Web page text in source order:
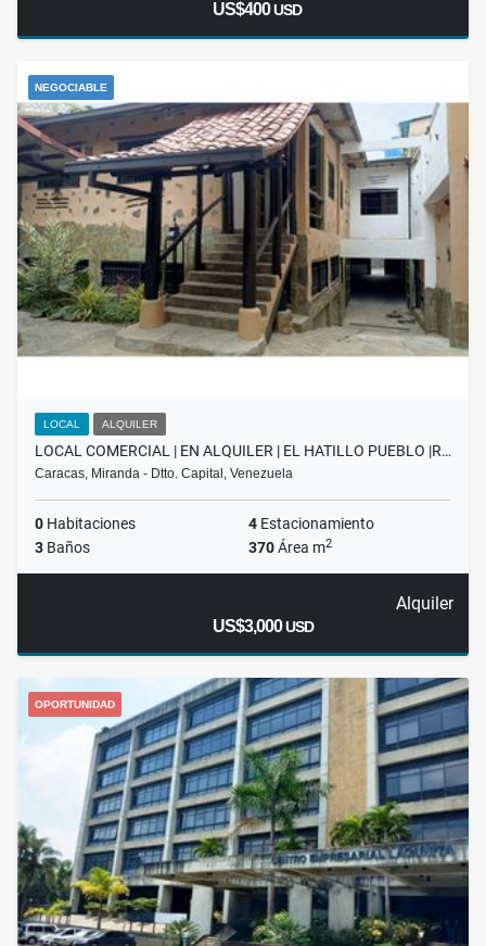
US$400USD
NEGOCIABLE
LOCAL ALQUILER
LOCAL COMERCIAL | EN ALQUILER | EL HATILLO PUEBLO |R…
Caracas, Miranda - Dtto. Capital, Venezuela
0 Habitaciones 4 Estacionamiento
3 Baños 370Área m2
Alquiler
US$3,000USD
OPORTUNIDAD